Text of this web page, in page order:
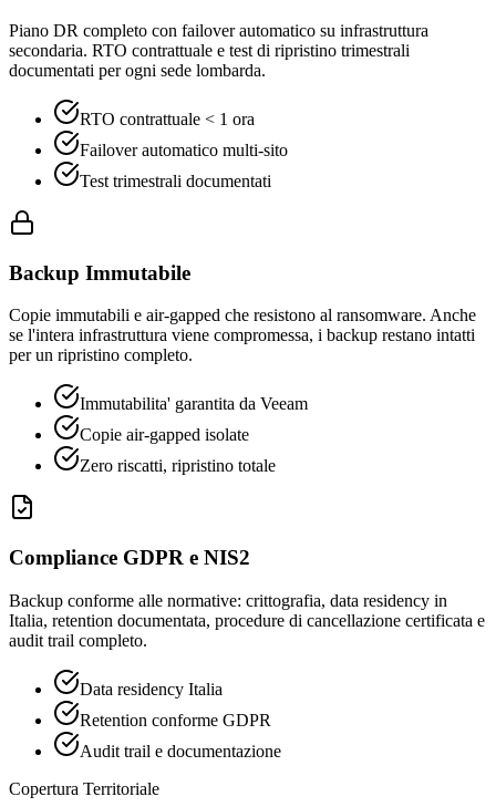
Piano DR completo con failover automatico su infrastruttura
secondaria. RTO contrattuale e test di ripristino trimestrali
documentati per ogni sede lombarda.
RTO contrattuale < 1 ora
Failover automatico multi-sito
Test trimestrali documentati
Backup Immutabile
Copie immutabili e air-gapped che resistono al ransomware. Anche
se l'intera infrastruttura viene compromessa, i backup restano intatti
per un ripristino completo.
Immutabilita' garantita da Veeam
Copie air-gapped isolate
Zero riscatti, ripristino totale
Compliance GDPR e NIS2
Backup conforme alle normative: crittografia, data residency in
Italia, retention documentata, procedure di cancellazione certificata e
audit trail completo.
Data residency Italia
Retention conforme GDPR
Audit trail e documentazione
Copertura Territoriale